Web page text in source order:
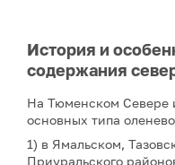
История и
содержания
На Тюменском Севере
основных типа
1) в Ямальском,
Приуральского